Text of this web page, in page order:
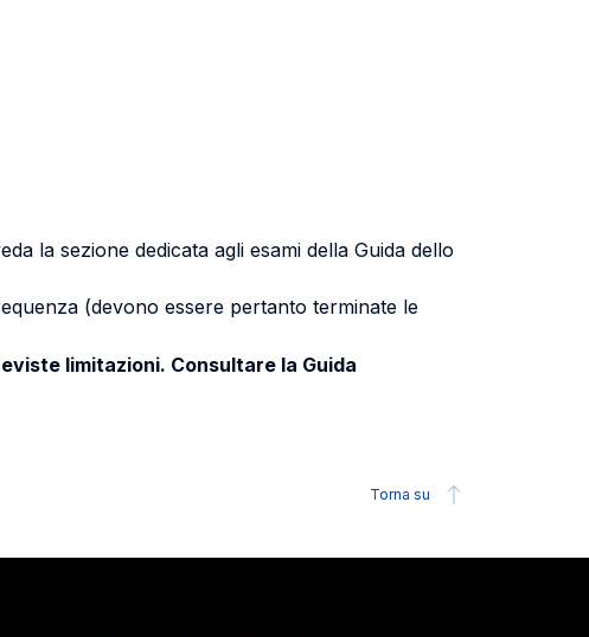
la sezione dedicata agli esami della Guida dello
(devono essere pertanto terminate le
limitazioni. Consultare la Guida
Torna su